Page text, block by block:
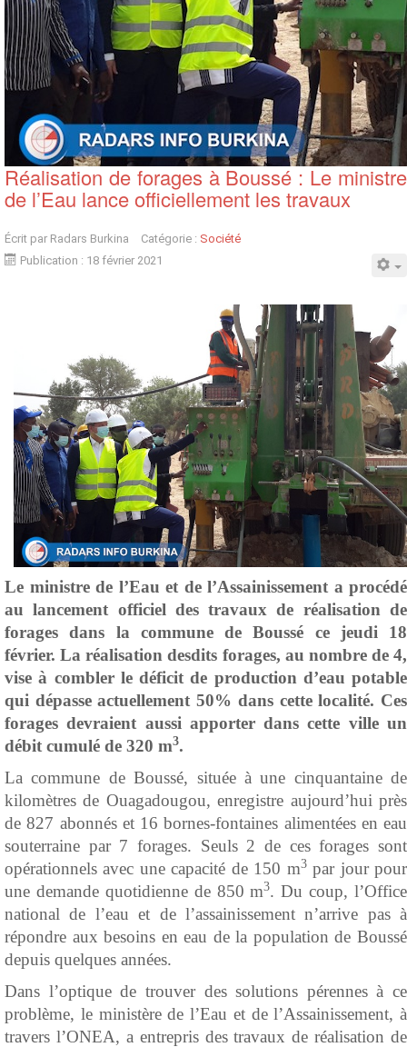
Réalisation de forages à Boussé : Le ministre
de l’Eau lance officiellement les travaux
Écrit par Radars Burkina Catégorie : Société
Publication : 18 février 2021
Le ministre de l’Eau et de l’Assainissement a procédé
au lancement officiel des travaux de réalisation de
forages dans la commune de Boussé ce jeudi 18
février. La réalisation desdits forages, au nombre de 4,
vise à combler le déficit de production d’eau potable
qui dépasse actuellement 50% dans cette localité. Ces
forages devraient aussi apporter dans cette ville un
débit cumulé de 320 m3.
La commune de Boussé, située à une cinquantaine de
kilomètres de Ouagadougou, enregistre aujourd’hui près
de 827 abonnés et 16 bornes-fontaines alimentées en eau
souterraine par 7 forages. Seuls 2 de ces forages sont
opérationnels avec une capacité de 150 m3par jour pour
une demande quotidienne de 850 m3. Du coup, l’Office
national de l’eau et de l’assainissement n’arrive pas à
répondre aux besoins en eau de la population de Boussé
depuis quelques années.
Dans l’optique de trouver des solutions pérennes à ce
problème, le ministère de l’Eau et de l’Assainissement, à
travers l’ONEA, a entrepris des travaux de réalisation de